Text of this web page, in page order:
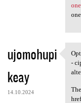
ujomohupi
keay
14.10.2024
-